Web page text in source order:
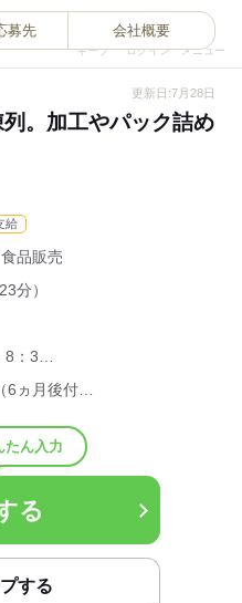
キープ ログイン メニュー
募先 会社概要
更新日:7月28日
。加工やパック詰め
給
品販売
分）
8：3…
ヵ月後付…
たん入力
る
する